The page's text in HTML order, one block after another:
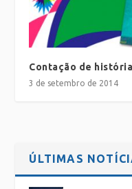
Contação de
3 de setembro de 2014
ÚLTIMAS